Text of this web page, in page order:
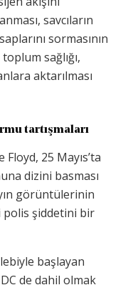
savcıların
sormasının
sağlığı,
aktarılması
tartışmaları
25 Mayıs’ta
dizini basması
görüntülerinin
polis şiddetini bir
başlayan
de dahil olmak